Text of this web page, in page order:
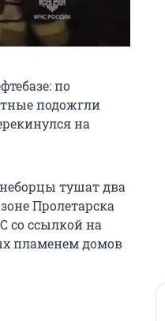
по
подожгли
на
тушат два
Пролетарска
со ссылкой на
пламенем домов